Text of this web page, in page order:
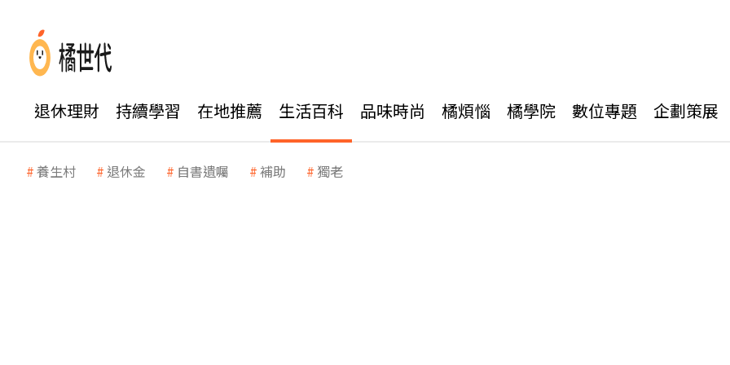
退休理財 持續學習 在地推薦 生活百科 品味時尚 橘煩惱 橘學院 數位專題 企劃策展
養生村 退休金 自書遺囑 補助 獨老